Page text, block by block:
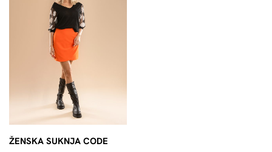
ŽENSKA SUKNJA CODE